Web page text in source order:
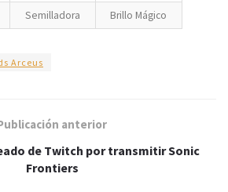
Semilladora Brillo Mágico
Arceus
anterior
de Twitch por transmitir Sonic
Frontiers